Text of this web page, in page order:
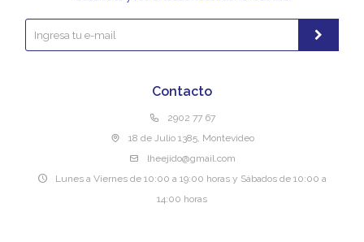
Contacto
2902 77 67
18 de Julio 1385, Montevideo
lheejido@gmail.com
Lunes a Viernes de 10:00 a 19:00 horas y Sábados de 10:00 a
14:00 horas